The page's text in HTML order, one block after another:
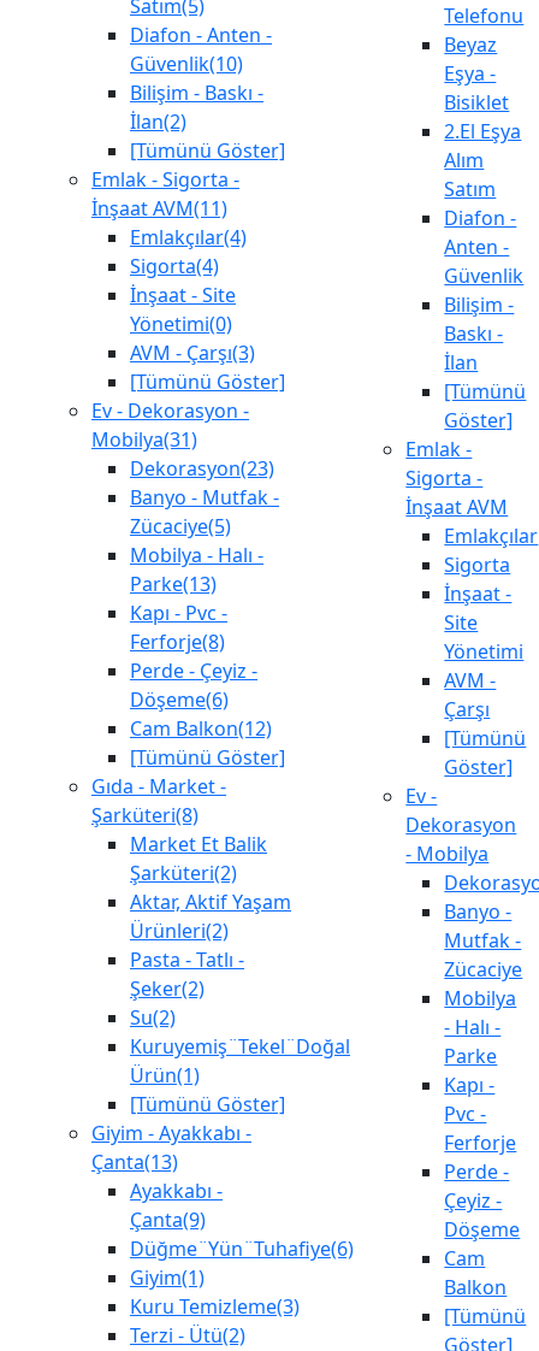
Satım(5)
Diafon - Anten -
Güvenlik(10)
Bilişim - Baskı -
İlan(2)
[Tümünü Göster]
Emlak - Sigorta -
İnşaat AVM(11)
Emlakçılar(4)
Sigorta(4)
İnşaat - Site
Yönetimi(0)
AVM - Çarşı(3)
[Tümünü Göster]
Ev - Dekorasyon -
Mobilya(31)
Dekorasyon(23)
Banyo - Mutfak -
Zücaciye(5)
Mobilya - Halı -
Parke(13)
Kapı - Pvc -
Ferforje(8)
Perde - Çeyiz -
Döşeme(6)
Cam Balkon(12)
[Tümünü Göster]
Gıda - Market -
Şarküteri(8)
Market Et Balik
Şarküteri(2)
Aktar, Aktif Yaşam
Ürünleri(2)
Pasta - Tatlı -
Şeker(2)
Su(2)
Kuruyemiş¨Tekel¨Doğal
Ürün(1)
[Tümünü Göster]
Giyim - Ayakkabı -
Çanta(13)
Ayakkabı -
Çanta(9)
Düğme¨Yün¨Tuhafiye(6)
Giyim(1)
Kuru Temizleme(3)
Terzi - Ütü(2)
Telefonu
Beyaz
Eşya -
Bisiklet
2.El Eşya
Alım
Satım
Diafon -
Anten -
Güvenlik
Bilişim -
Baskı -
İlan
[Tümünü
Göster]
Emlak -
Sigorta -
İnşaat AVM
Emlakçılar
Sigorta
İnşaat -
Site
Yönetimi
AVM -
Çarşı
[Tümünü
Göster]
Ev -
Dekorasyon
- Mobilya
Banyo -
Mutfak -
Zücaciye
Mobilya
- Halı -
Parke
Kapı -
Pvc -
Ferforje
Perde -
Çeyiz -
Döşeme
Cam
Balkon
[Tümünü
Göster]